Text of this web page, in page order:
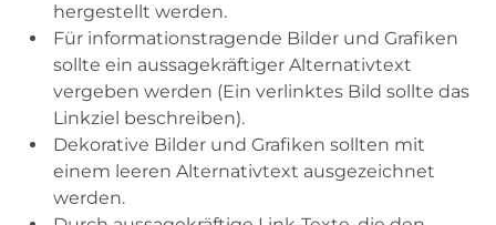
hergestellt werden.
Für informationstragende Bilder und Grafiken
sollte ein aussagekräftiger Alternativtext
vergeben werden (Ein verlinktes Bild sollte das
Linkziel beschreiben).
Dekorative Bilder und Grafiken sollten mit
einem leeren Alternativtext ausgezeichnet
werden.